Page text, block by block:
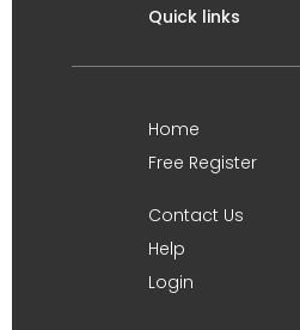
Quick links
Home
Free Register
Contact Us
Help
Login